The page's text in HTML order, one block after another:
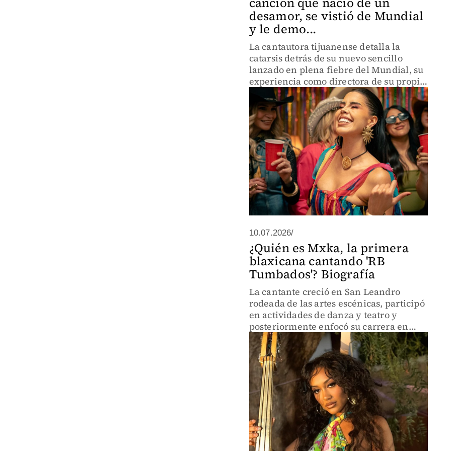
desamor, se vistió de Mundial
y le demo...
La cantautora tijuanense detalla la
catarsis detrás de su nuevo sencillo
lanzado en plena fiebre del Mundial, su
experiencia como directora de su propio
sello y el orgullo de ser respaldada por
Rolling Stone en un género
históricamente masculino.
10.07.2026/
¿Quién es Mxka, la primera
blaxicana cantando 'RB
Tumbados'? Biografía
La cantante creció en San Leandro
rodeada de las artes escénicas, participó
en actividades de danza y teatro y
posteriormente enfocó su carrera en
interpretar música en español.